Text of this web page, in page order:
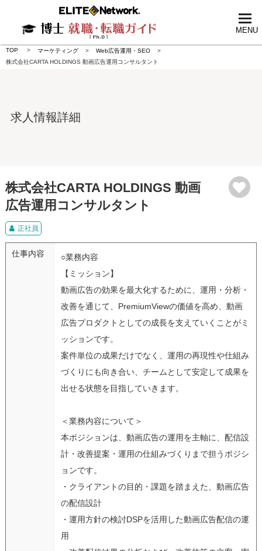
MENU
TOP マーケティング
Web広告運用・SEO
株式会社CARTA HOLDINGS 動画広告運用コンサルタント
求人情報詳細
株式会社CARTA HOLDINGS 動画
広告運用コンサルタント
正社員
仕事内容
○業務内容
【ミッション】
動画広告の効果を最大化するために、運用・分析・
改善を通じて、PremiumViewの価値を高め、動画
広告プロダクトとしての成長を支えていくことがミ
ッションです。
案件単位の成果だけでなく、運用の再現性や仕組み
づくりにも向き合い、チームとして安定して成果を
出せる状態を目指していきます。
＜業務内容について＞
本ポジションは、動画広告の運用を主軸に、配信設
計・改善提案・運用の仕組みづくりまで担うポジシ
ョンです。
・クライアントの目的・課題を踏まえた、動画広告
の配信設計
・運用方針の検討DSPを活用した動画広告配信の運
用